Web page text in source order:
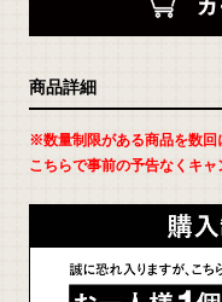
返
品
て
の
詳
商品詳細
※数量制限がある商品を数回
こちらで事前の予告なくキャ